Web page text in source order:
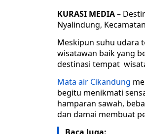
KURASI MEDIA –
Nyalindung,
Meskipun suhu udara
wisatawan baik yang
destinasi tempat
Mata air Cikandung
begitu menikmati
hamparan sawah,
dan damai membuat